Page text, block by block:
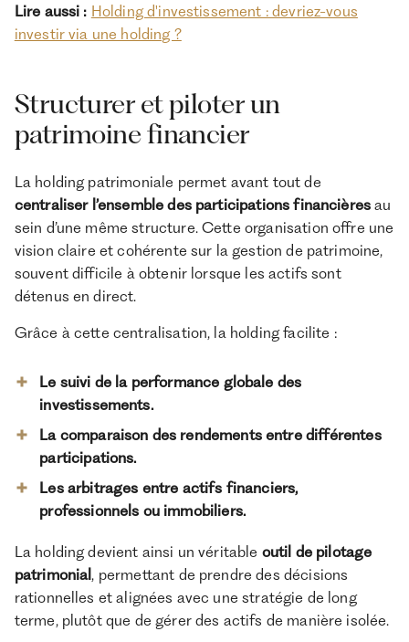
Lire aussi : Holding d'investissement : devriez-vous
investir via une holding ?
Structurer et piloter un
patrimoine financier
La holding patrimoniale permet avant tout de
centraliser l’ensemble des participations financières au
sein d’une même structure. Cette organisation offre une
vision claire et cohérente sur la gestion de patrimoine,
souvent difficile à obtenir lorsque les actifs sont
détenus en direct.
Grâce à cette centralisation, la holding facilite :
Le suivi de la performance globale des
investissements.
La comparaison des rendements entre différentes
participations.
Les arbitrages entre actifs financiers,
professionnels ou immobiliers.
La holding devient ainsi un véritable outil de pilotage
patrimonial, permettant de prendre des décisions
rationnelles et alignées avec une stratégie de long
terme, plutôt que de gérer des actifs de manière isolée.